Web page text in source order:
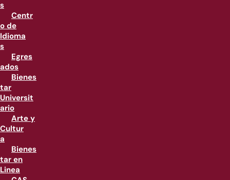
s
Centr
o de
Idioma
s
Egres
ados
Bienes
tar
Universit
ario
Arte y
Cultur
a
Bienes
tar en
Linea